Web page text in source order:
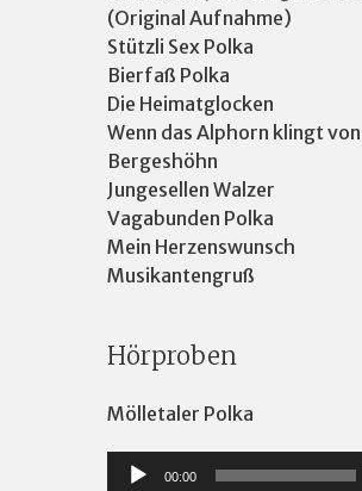
(Original Aufnahme)
Stützli Sex Polka
Bierfaß Polka
Die Heimatglocken
Wenn das Alphorn klingt von
Bergeshöhn
Jungesellen Walzer
Vagabunden Polka
Mein Herzenswunsch
Musikantengruß
Hörproben
Mölletaler Polka
Audio- 00:00